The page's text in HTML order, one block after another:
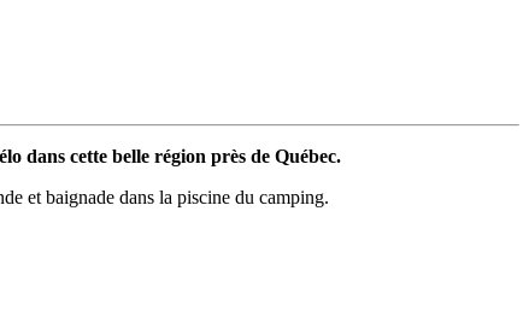
dans cette belle région près de Québec.
et baignade dans la piscine du camping.